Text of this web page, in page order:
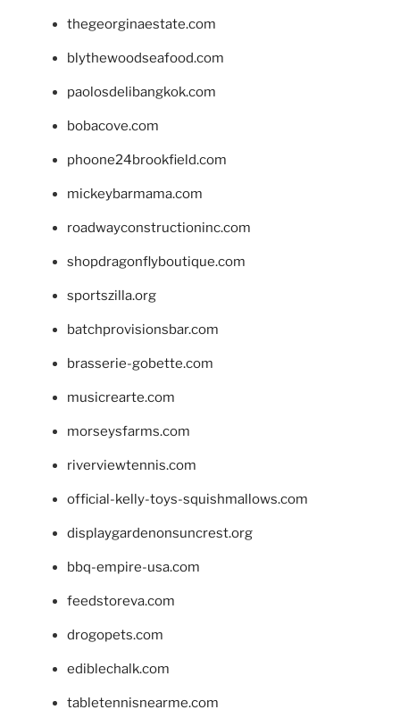
thegeorginaestate.com
blythewoodseafood.com
paolosdelibangkok.com
bobacove.com
phoone24brookfield.com
mickeybarmama.com
roadwayconstructioninc.com
shopdragonflyboutique.com
sportszilla.org
batchprovisionsbar.com
brasserie-gobette.com
musicrearte.com
morseysfarms.com
riverviewtennis.com
official-kelly-toys-squishmallows.com
displaygardenonsuncrest.org
bbq-empire-usa.com
feedstoreva.com
drogopets.com
ediblechalk.com
tabletennisnearme.com